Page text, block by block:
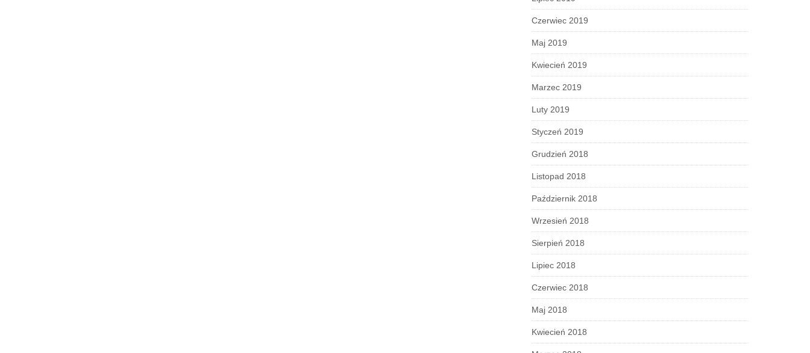
Czerwiec 2019
Maj 2019
Kwiecień 2019
Marzec 2019
Luty 2019
Styczeń 2019
Grudzień 2018
Listopad 2018
Październik 2018
Wrzesień 2018
Sierpień 2018
Lipiec 2018
Czerwiec 2018
Maj 2018
Kwiecień 2018